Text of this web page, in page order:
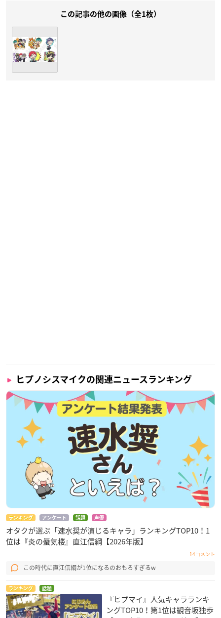
この記事の他の画像（全1枚）
ヒプノシスマイクの関連ニュースランキング
ランキング アンケート 話題 声優
オタクが選ぶ「速水奨が演じるキャラ」ランキングTOP10！1
位は『炎の蜃気楼』直江信綱【2026年版】
14コメント
この時代に直江信綱が1位になるのおもろすぎるw
ランキング 話題
『ヒプマイ』人気キャラランキ
ングTOP10！第1位は観音坂独歩